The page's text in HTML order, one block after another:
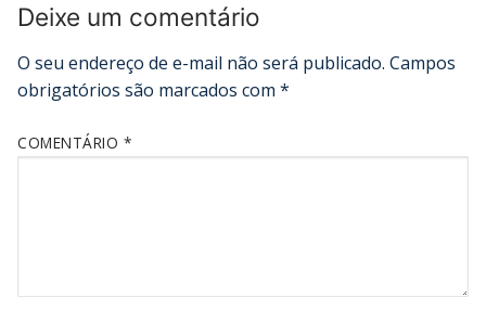
Deixe um comentário
O seu endereço de e-mail não será publicado. Campos
obrigatórios são marcados com *
COMENTÁRIO *